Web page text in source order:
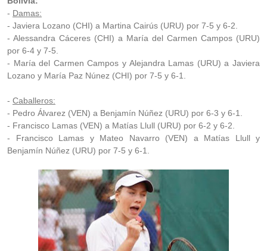
- Damas:
- Javiera Lozano (CHI) a Martina Cairús (URU) por 7-5 y 6-2.
- Alessandra Cáceres (CHI) a María del Carmen Campos (URU)
por 6-4 y 7-5.
- María del Carmen Campos y Alejandra Lamas (URU) a Javiera
Lozano y María Paz Núnez (CHI) por 7-5 y 6-1.
- Caballeros:
- Pedro Álvarez (VEN) a Benjamín Núñez (URU) por 6-3 y 6-1.
- Francisco Lamas (VEN) a Matías Llull (URU) por 6-2 y 6-2.
- Francisco Lamas y Mateo Navarro (VEN) a Matías Llull y
Benjamín Núñez (URU) por 7-5 y 6-1.